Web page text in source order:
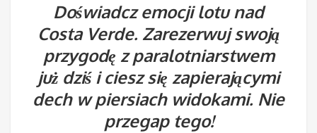
Doświadcz emocji lotu nad
Costa Verde. Zarezerwuj swoją
przygodę z paralotniarstwem
już dziś i ciesz się zapierającymi
dech w piersiach widokami. Nie
przegap tego!